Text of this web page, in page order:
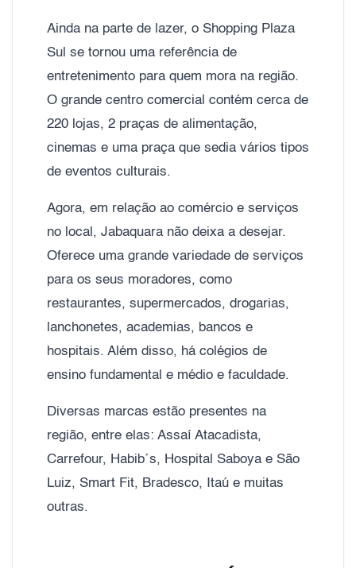
Ainda na parte de lazer, o Shopping Plaza
Sul se tornou uma referência de
entretenimento para quem mora na região.
O grande centro comercial contém cerca de
220 lojas, 2 praças de alimentação,
cinemas e uma praça que sedia vários tipos
de eventos culturais.
Agora, em relação ao comércio e serviços
no local, Jabaquara não deixa a desejar.
Oferece uma grande variedade de serviços
para os seus moradores, como
restaurantes, supermercados, drogarias,
lanchonetes, academias, bancos e
hospitais. Além disso, há colégios de
ensino fundamental e médio e faculdade.
Diversas marcas estão presentes na
região, entre elas: Assaí Atacadista,
Carrefour, Habib´s, Hospital Saboya e São
Luiz, Smart Fit, Bradesco, Itaú e muitas
outras.